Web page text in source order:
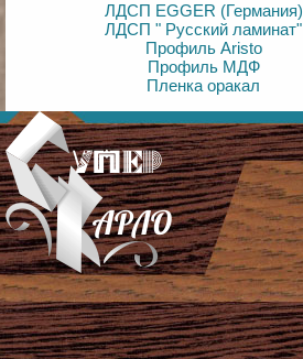
ЛДСП EGGER (Германия)
ЛДСП " Русский ламинат"
Профиль Aristo
Профиль МДФ
Пленка оракал